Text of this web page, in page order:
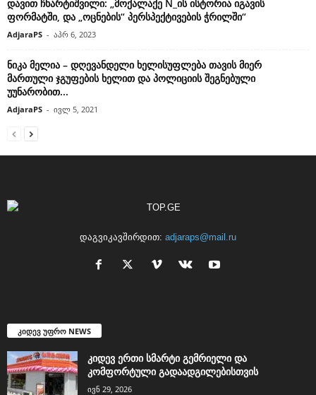
დავით ჩხარტიშვილი: „მოქალაქე N_ის ისტორია იგავის
ფორმატში, და „ოცნების“ პერსპექტივების ჭრილში“
AdjaraPS - აპრ 6, 2023
ნიკა მელია – დღევანდელი ხელისუფლება თავის მიერ
მართული ჯგუფების ხელით და პოლიციის შეგნებული
უუნარობით...
AdjaraPS - ივლ 5, 2021
დაგვიკავშირდით: adjaraps@mail.ru
კიდევ უფრო NEWS
კიდევ ერთი სმარტი გემრიელი და
კომფორტული გადაადგილებისთვის
ივნ 29, 2026